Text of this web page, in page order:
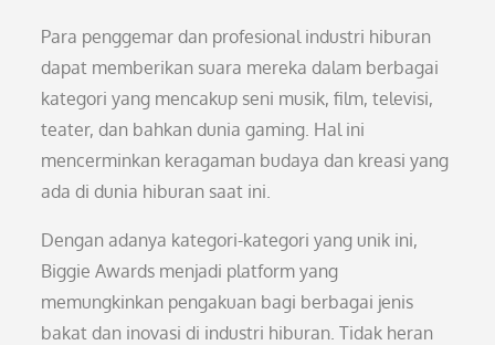
Para penggemar dan profesional industri hiburan
dapat memberikan suara mereka dalam berbagai
kategori yang mencakup seni musik, film, televisi,
teater, dan bahkan dunia gaming. Hal ini
mencerminkan keragaman budaya dan kreasi yang
ada di dunia hiburan saat ini.
Dengan adanya kategori-kategori yang unik ini,
Biggie Awards menjadi platform yang
memungkinkan pengakuan bagi berbagai jenis
bakat dan inovasi di industri hiburan. Tidak heran